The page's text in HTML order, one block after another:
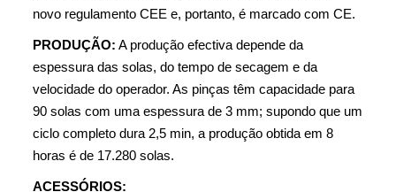
novo regulamento CEE e, portanto, é marcado com CE.
PRODUÇÃO: A produção efectiva depende da
espessura das solas, do tempo de secagem e da
velocidade do operador. As pinças têm capacidade para
90 solas com uma espessura de 3 mm; supondo que um
ciclo completo dura 2,5 min, a produção obtida em 8
horas é de 17.280 solas.
ACESSÓRIOS: